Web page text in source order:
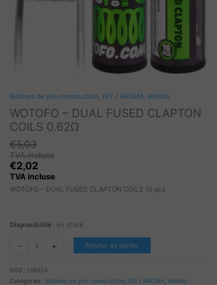
Bobines de pré-construction DIY / AROMA Wotofo
WOTOFO – DUAL FUSED CLAPTON
COILS 0.62Ω
€5,03
TVA incluse
€2,02
TVA incluse
WOTOFO – DUAL FUSED CLAPTON COILS 10 pcs
Disponibilité : En stock
-
-
+ Ajouter au panier
UGS : 158534
Catégories : Bobines de pré-construction DIY / AROMA Wotofo